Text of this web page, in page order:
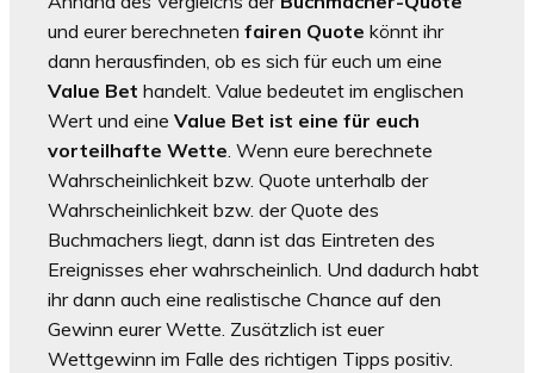
und eurer berechneten fairen Quote könnt ihr
dann herausfinden, ob es sich für euch um eine
Value Bet handelt. Value bedeutet im englischen
Wert und eine Value Bet ist eine für euch
vorteilhafte Wette. Wenn eure berechnete
Wahrscheinlichkeit bzw. Quote unterhalb der
Wahrscheinlichkeit bzw. der Quote des
Buchmachers liegt, dann ist das Eintreten des
Ereignisses eher wahrscheinlich. Und dadurch habt
ihr dann auch eine realistische Chance auf den
Gewinn eurer Wette. Zusätzlich ist euer
Wettgewinn im Falle des richtigen Tipps positiv.